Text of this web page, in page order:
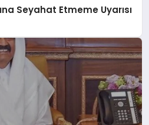
Seyahat Etmeme Uyarısı